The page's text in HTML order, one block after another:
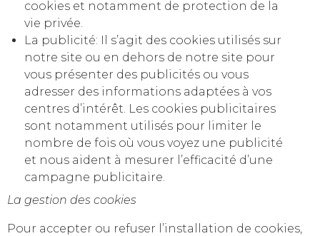
cookies et notamment de protection de la
vie privée.
La publicité: Il s’agit des cookies utilisés sur
notre site ou en dehors de notre site pour
vous présenter des publicités ou vous
adresser des informations adaptées à vos
centres d’intérêt. Les cookies publicitaires
sont notamment utilisés pour limiter le
nombre de fois où vous voyez une publicité
et nous aident à mesurer l’efficacité d’une
campagne publicitaire.
La gestion des cookies
Pour accepter ou refuser l’installation de cookies,